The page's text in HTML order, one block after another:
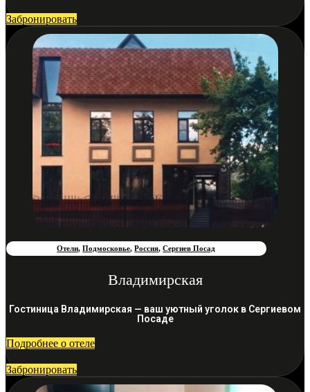
Забронировать
Отели,Подмосковье,Россия,Сергиев Посад
Владимирская
Гостиница Владимирская — ваш уютный уголок в Сергиевом
Посаде
Подробнее о отеле
Забронировать